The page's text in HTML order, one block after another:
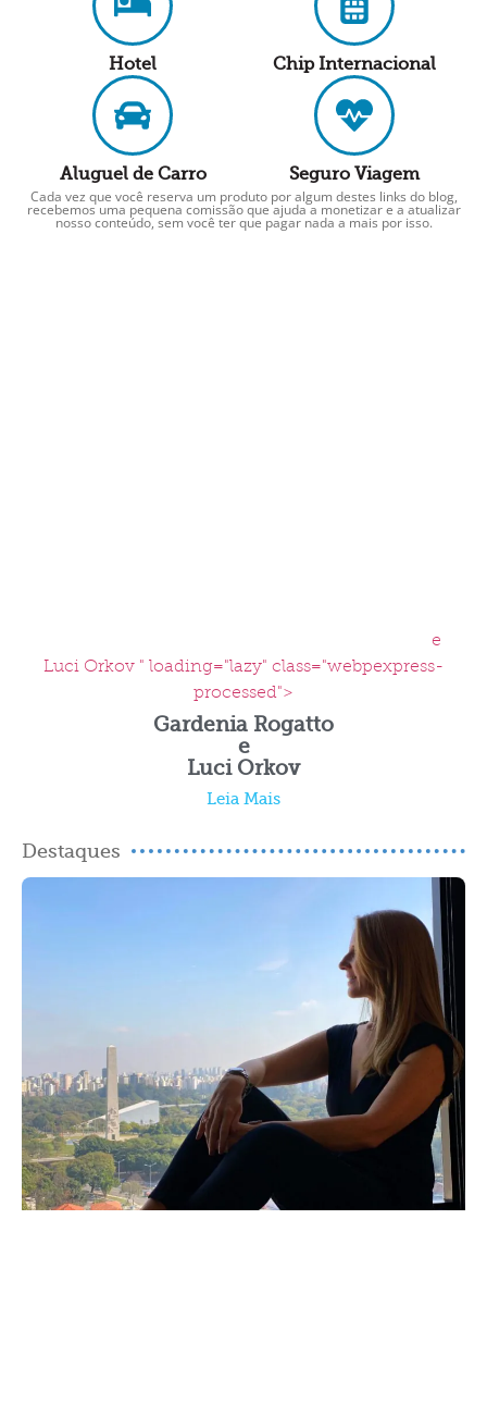
Hotel Chip Internacional
Aluguel de Carro Seguro Viagem
Cada vez que você reserva um produto por algum destes links do blog,
recebemos uma pequena comissão que ajuda a monetizar e a atualizar
nosso conteúdo, sem você ter que pagar nada a mais por isso.
e
Luci Orkov " loading="lazy" class="webpexpress-
processed">
Gardenia Rogatto
e
Luci Orkov
Leia Mais
Destaques